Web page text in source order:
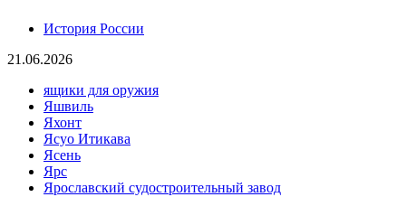
История России
21.06.2026
ящики для оружия
Яшвиль
Яхонт
Ясуо Итикава
Ясень
Ярс
Ярославский судостроительный завод